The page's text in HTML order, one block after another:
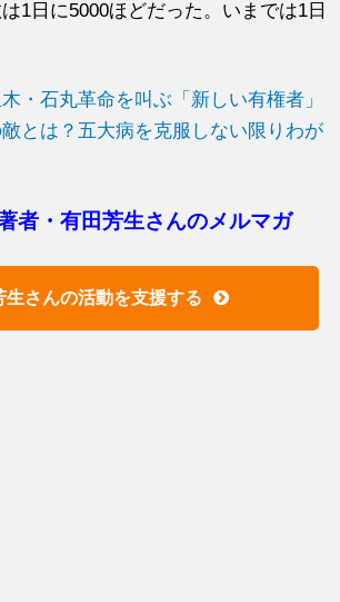
1日に5000ほどだった。いまでは1日
・石丸革命を叫ぶ「新しい有権者」
とは？五大病を克服しない限りわが
者・有田芳生さんのメルマガ
生さんの活動を支援する